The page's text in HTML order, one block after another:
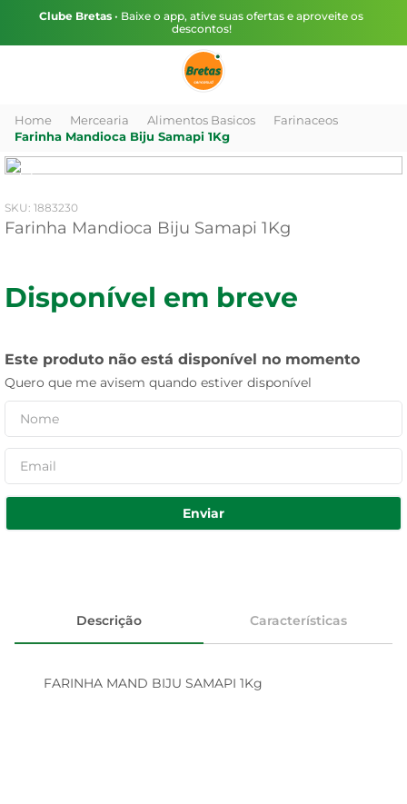
Clube Bretas • Baixe o app, ative suas ofertas e aproveite os
descontos!
Mercearia Alimentos Basicos
Farinaceos
Farinha Mandioca Biju Samapi 1Kg
: 1883230
Farinha Mandioca Biju Samapi 1Kg
Disponível em breve
Este produto não está disponível no momento
Quero que me avisem quando estiver disponível
Enviar
Descrição Características
FARINHA MAND BIJU SAMAPI 1Kg